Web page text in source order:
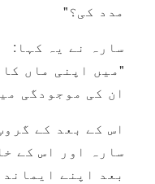
مدد کی؟"
سارہ نے یہ کہا:
"میں اپنی ماں
ان کی موجودگی
اس کے بعد کے
سارہ اور اس کے
بعد اپنے